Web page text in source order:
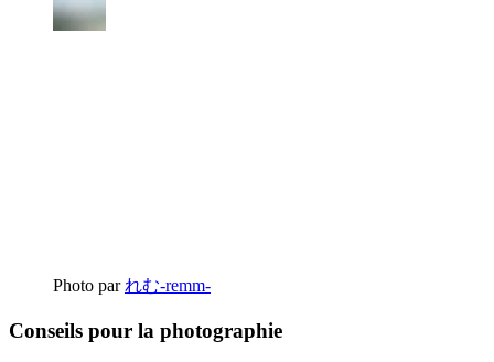
Photo parれむ-remm-
Conseils pour la photographie